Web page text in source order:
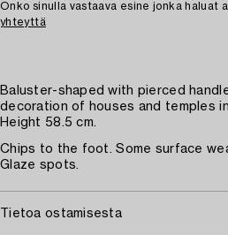
Onko sinulla vastaava esine jonka haluat
yhteyttä
Baluster-shaped with pierced
decoration of houses and temples
Height 58.5 cm.
Chips to the foot. Some surface
Glaze spots.
Tietoa ostamisesta